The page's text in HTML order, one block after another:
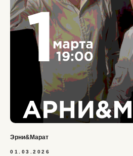
Эрни&Марат
01.03.2026